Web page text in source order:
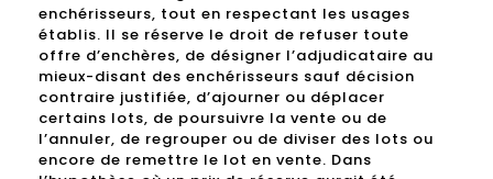
enchérisseurs, tout en respectant les usages
établis. Il se réserve le droit de refuser toute
offre d’enchères, de désigner l’adjudicataire au
mieux-disant des enchérisseurs sauf décision
contraire justifiée, d’ajourner ou déplacer
certains lots, de poursuivre la vente ou de
l’annuler, de regrouper ou de diviser des lots ou
encore de remettre le lot en vente. Dans